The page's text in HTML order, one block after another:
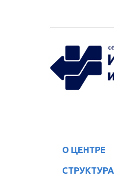
О ЦЕНТРЕ
СТРУКТУРА